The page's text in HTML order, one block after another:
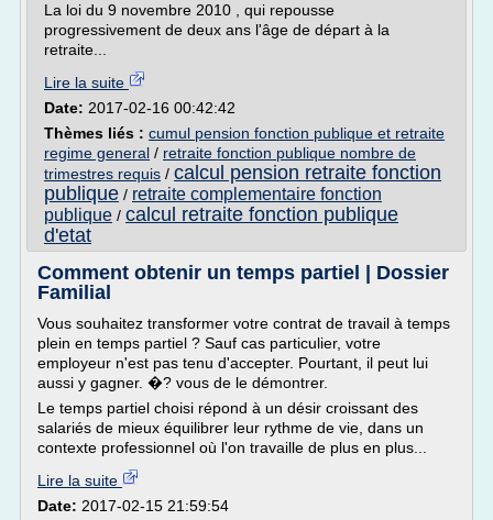
La loi du 9 novembre 2010 , qui repousse
progressivement de deux ans l'âge de départ à la
retraite...
Lire la suite
Date: 2017-02-16 00:42:42
Thèmes liés : cumul pension fonction publique et retraite
regime general / retraite fonction publique nombre de
trimestres requis / calcul pension retraite fonction
publique / retraite complementaire fonction
publique / calcul retraite fonction publique
d'etat
Comment obtenir un temps partiel | Dossier
Familial
Vous souhaitez transformer votre contrat de travail à temps
plein en temps partiel ? Sauf cas particulier, votre
employeur n'est pas tenu d'accepter. Pourtant, il peut lui
aussi y gagner. �? vous de le démontrer.
Le temps partiel choisi répond à un désir croissant des
salariés de mieux équilibrer leur rythme de vie, dans un
contexte professionnel où l'on travaille de plus en plus...
Lire la suite
Date: 2017-02-15 21:59:54